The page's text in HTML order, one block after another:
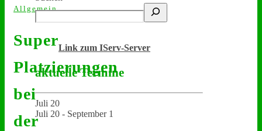
Allgemein
Super
Platzierungen
bei
der
Link zum IServ-Server
aktuelle Termine
Juli 20
Juli 20 - September 1